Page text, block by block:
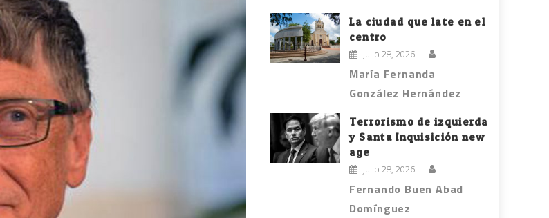
La ciudad que late en el
centro
julio 28, 2026
María Fernanda
González Hernández
Terrorismo de izquierda
y Santa Inquisición new
age
julio 28, 2026
Fernando Buen Abad
Domínguez